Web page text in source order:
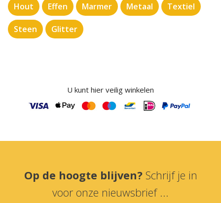
Hout Effen Marmer Metaal Textiel
Steen Glitter
U kunt hier veilig winkelen
Op de hoogte blijven? Schrijf je in
voor onze nieuwsbrief ...